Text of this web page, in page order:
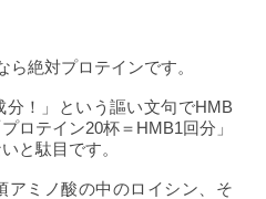
ら絶対プロテインです。
！」という謳い文句でHMB
ロテイン20杯＝HMB1回分」
と駄目です。
アミノ酸の中のロイシン、そ